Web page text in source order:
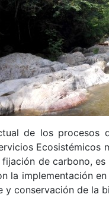
de los procesos
de carbono,
la implementación
y conservación de la